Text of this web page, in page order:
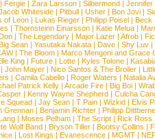
Fergie| Zara Larsson| Silbermond| Jennifer
Whiteside| Pitbull| Usher| Bon Jovi|
of Leon | Lukas Rieger | Philipp Poisel | Beck
| Thornsteinn Einarsson | Katie Melua |
| The Legendary | Major Lazer | Afrob |
Sean| Yasutaka Nakata| Dave| Shy Luv|
| The Bloom | Marco Mengoni and Grace
King | Future | Lotte | Kyles Tolone |
John Mayer| Nico Santos & The Broiler|
| Camila Cabello| Roger Waters | Natalia
Patrick Kelly | Arcade Fire | Big Boi |
| Kenny Wayne Shepherd| Culcha
Squead| Jay Sean| T Pain| Wizkid| Elvis
Grennan | Benjamin Richter | Philipp
| Moses Pelham | The Script | Rick Ross
Wolf Band | Bryson Tiller | Bootsy Collins |
| Lost Kings | Evanescence| MGMT|